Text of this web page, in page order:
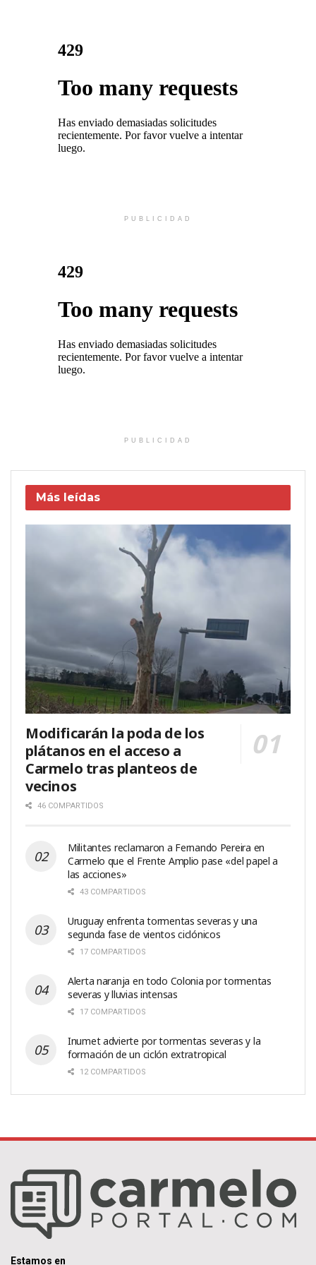
PUBLICIDAD
PUBLICIDAD
Más leídas
Modificarán la poda de los
plátanos en el acceso a
Carmelo tras planteos de
vecinos
46 COMPARTIDOS
Militantes reclamaron a Fernando Pereira en
Carmelo que el Frente Amplio pase «del papel a
las acciones»
43 COMPARTIDOS
Uruguay enfrenta tormentas severas y una
segunda fase de vientos ciclónicos
17 COMPARTIDOS
Alerta naranja en todo Colonia por tormentas
severas y lluvias intensas
17 COMPARTIDOS
Inumet advierte por tormentas severas y la
formación de un ciclón extratropical
12 COMPARTIDOS
Estamos en